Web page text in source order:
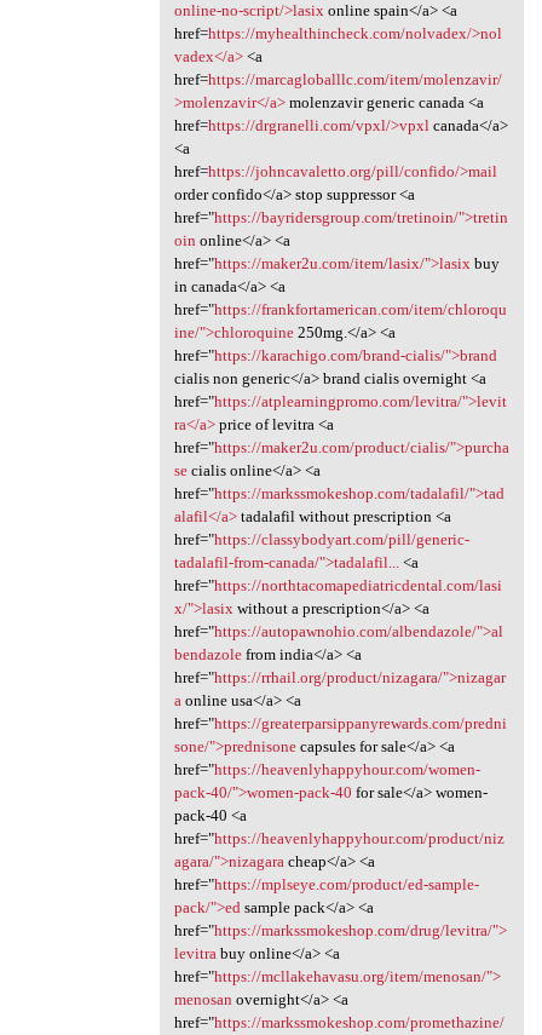
online-no-script/>lasixonline spain</a> <a
href=https://myhealthincheck.com/nolvadex/>nol
vadex</a><a
href=https://marcagloballlc.com/item/molenzavir/
>molenzavir</a>molenzavir generic canada <a
href=https://drgranelli.com/vpxl/>vpxlcanada</a>
<a
href=https://johncavaletto.org/pill/confido/>mail
order confido</a> stop suppressor <a
href="https://bayridersgroup.com/tretinoin/">tretin
oin online</a> <a
href="https://maker2u.com/item/lasix/">lasixbuy
in canada</a> <a
href="https://frankfortamerican.com/item/chloroqu
ine/">chloroquine250mg.</a> <a
href="https://karachigo.com/brand-cialis/">brand
cialis non generic</a> brand cialis overnight <a
href="https://atplearningpromo.com/levitra/">levit
ra</a>price of levitra <a
href="https://maker2u.com/product/cialis/">purcha
secialis online</a> <a
href="https://markssmokeshop.com/tadalafil/">tad
alafil</a>tadalafil without prescription <a
href="https://classybodyart.com/pill/generic-
tadalafil-from-canada/">tadalafil...<a
href="https://northtacomapediatricdental.com/lasi
x/">lasixwithout a prescription</a> <a
href="https://autopawnohio.com/albendazole/">al
bendazolefrom india</a> <a
href="https://rrhail.org/product/nizagara/">nizagar
aonline usa</a> <a
href="https://greaterparsippanyrewards.com/predni
sone/">prednisonecapsules for sale</a> <a
href="https://heavenlyhappyhour.com/women-
pack-40/">women-pack-40 for sale</a> women-
pack-40 <a
href="https://heavenlyhappyhour.com/product/niz
agara/">nizagaracheap</a> <a
href="https://mplseye.com/product/ed-sample-
pack/">edsample pack</a> <a
href="https://markssmokeshop.com/drug/levitra/">
levitrabuy online</a> <a
href="https://mcllakehavasu.org/item/menosan/">
menosan overnight</a> <a
href="https://markssmokeshop.com/promethazine/